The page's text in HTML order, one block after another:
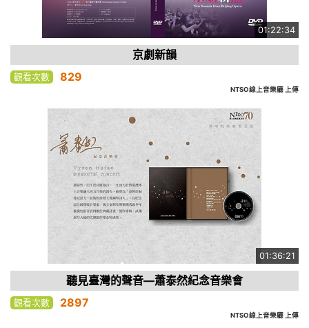
01:22:34
京劇新韻
觀看次數 829
NTSO線上音樂廳 上傳
01:36:21
聽見臺灣的聲音—蕭泰然紀念音樂會
觀看次數 2897
NTSO線上音樂廳 上傳